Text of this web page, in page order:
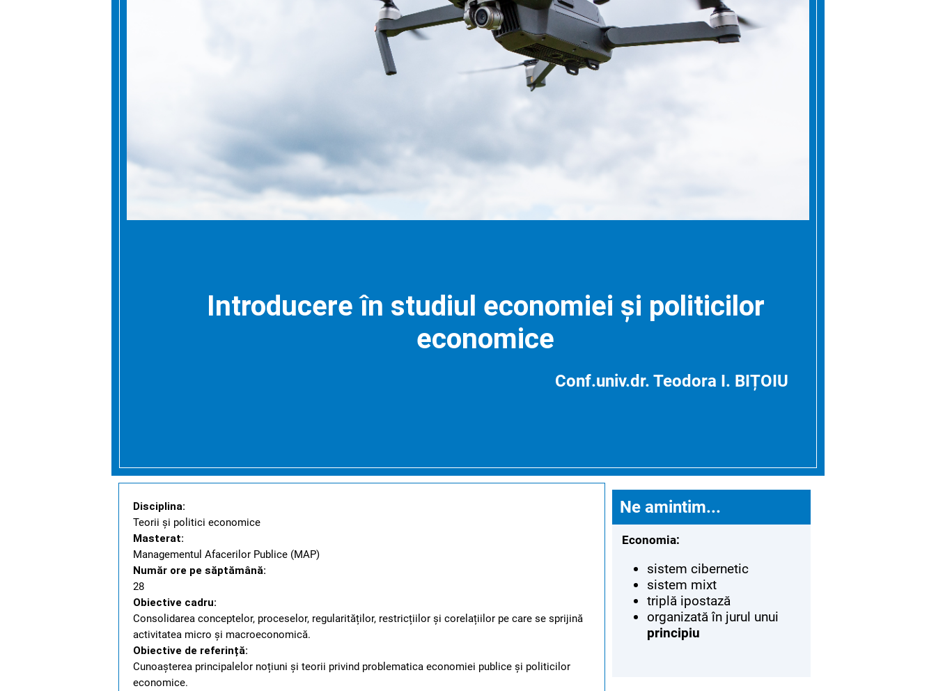
Introducere în studiul economiei și politicilor
economice
Conf.univ.dr. Teodora I. BIȚOIU
Disciplina:
Teorii și politici economice
Masterat:
Managementul Afacerilor Publice (MAP)
Număr ore pe săptămână:
28
Obiective cadru:
Consolidarea conceptelor, proceselor, regularităților, restricțiilor și corelațiilor pe care se sprijină
activitatea micro și macroeconomică.
Obiective de referință:
Cunoașterea principalelor noțiuni și teorii privind problematica economiei publice și politicilor
economice.
Ne amintim...
Economia:
sistem cibernetic
sistem mixt
triplă ipostază
organizată în jurul unui
principiu